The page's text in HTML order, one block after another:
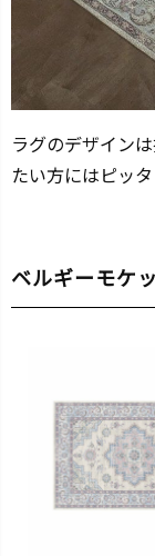
ラグのデザイン
たい方にはピッタ
ベルギーモケ